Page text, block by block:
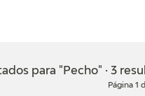
TIENDA
para "Pecho" · 3
Página 1